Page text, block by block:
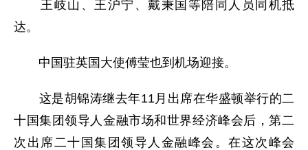
王岐山、王沪宁、戴秉国等陪同人员同机抵
达。
中国驻英国大使傅莹也到机场迎接。
这是胡锦涛继去年11月出席在华盛顿举行的二
十国集团领导人金融市场和世界经济峰会后，第二
次出席二十国集团领导人金融峰会。在这次峰会